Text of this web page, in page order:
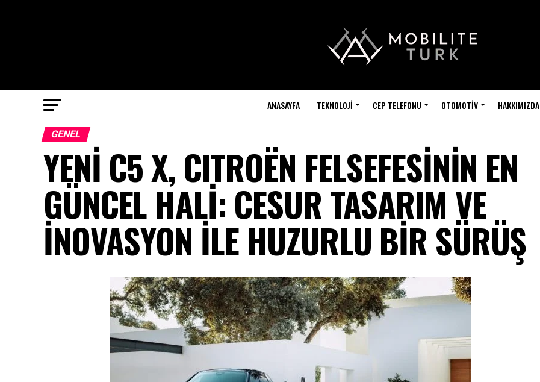
ANASAYFA TEKNOLOJI CEP TELEFONU OTOMOTIV HAKKIMIZDA
GENEL
YENİ C5 X, CITROËN FELSEFESİNİN EN
GÜNCEL HALİ: CESUR TASARIM VE
İNOVASYON İLE HUZURLU BİR SÜRÜŞ